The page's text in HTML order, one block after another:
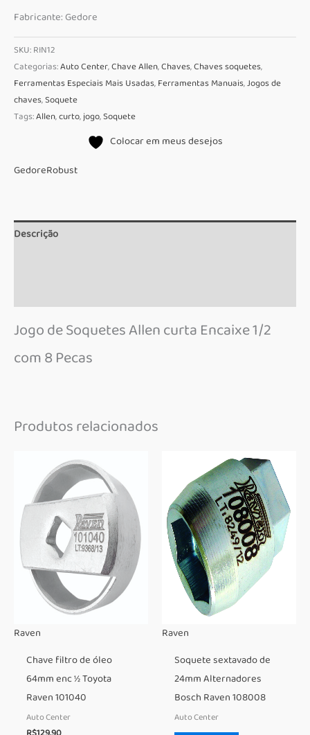
Fabricante: Gedore
SKU:RIN12
Categorias:Auto Center,Chave Allen,Chaves,Chaves soquetes,
Ferramentas Especiais Mais Usadas,Ferramentas Manuais,Jogos de
chaves,Soquete
Tags:Allen,curto,jogo,Soquete
Colocar em meus desejos
GedoreRobust
Descrição
Jogo de Soquetes Allen curta Encaixe 1/2
com 8 Pecas
Produtos relacionados
Raven
Chave filtro de óleo
64mm enc ½ Toyota
Raven 101040
Auto Center
Raven
Soquete sextavado de
24mm Alternadores
Bosch Raven 108008
Auto Center